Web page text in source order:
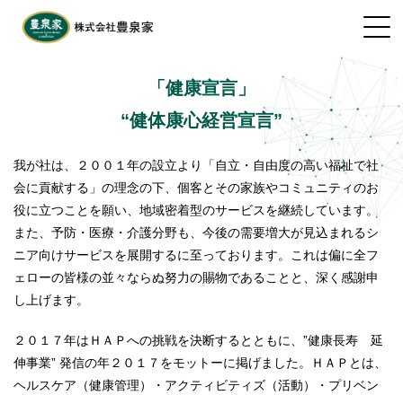
「健康宣言」
“健体康心経営宣言”
我が社は、２００１年の設立より「自立・自由度の高い福祉で社
会に貢献する」の理念の下、個客とその家族やコミュニティのお
役に立つことを願い、地域密着型のサービスを継続しています。
また、予防・医療・介護分野も、今後の需要増大が見込まれるシ
ニア向けサービスを展開するに至っております。これは偏に全フ
ェローの皆様の並々ならぬ努力の賜物であることと、深く感謝申
し上げます。
２０１７年はＨＡＰへの挑戦を決断するとともに、”健康長寿 延
伸事業” 発信の年２０１７をモットーに掲げました。ＨＡＰとは、
ヘルスケア（健康管理）・アクティビティズ（活動）・プリベン